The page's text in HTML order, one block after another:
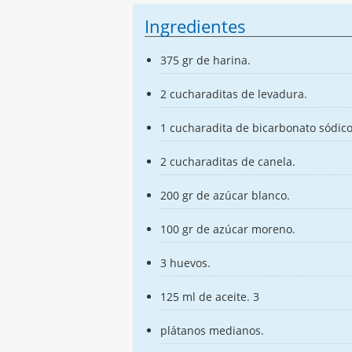
Ingredientes
375 gr de harina.
2 cucharaditas de levadura.
1 cucharadita de bicarbonato
2 cucharaditas de canela.
200 gr de azúcar blanco.
100 gr de azúcar moreno.
3 huevos.
125 ml de aceite. 3
plátanos medianos.